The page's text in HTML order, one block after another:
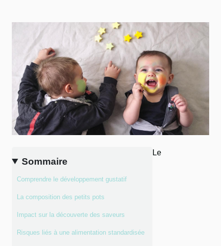
Sommaire
Comprendre le développement gustatif
La composition des petits pots
Impact sur la découverte des saveurs
Risques liés à une alimentation standardisée
Le